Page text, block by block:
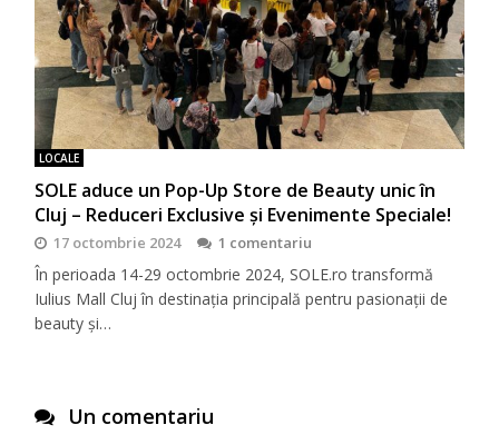
LOCALE
SOLE aduce un Pop-Up Store de Beauty unic în
Cluj – Reduceri Exclusive și Evenimente Speciale!
17 octombrie 2024 1 comentariu
În perioada 14-29 octombrie 2024, SOLE.ro transformă
Iulius Mall Cluj în destinația principală pentru pasionații de
beauty și…
Un comentariu